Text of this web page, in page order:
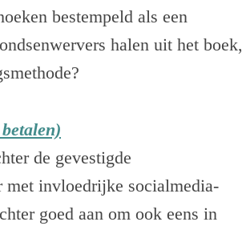
bestempeld als een
halen uit het boek,
de gevestigde
invloedrijke socialmedia-
goed aan om ook eens in